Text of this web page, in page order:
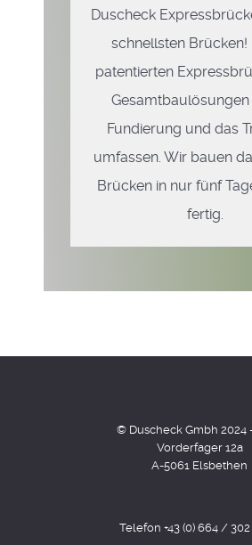
Duscheck
schnellsten Brücken!
patentierten
Gesamtbaulösungen
Fundierung und das
umfassen. Wir bauen
Brücken in nur fünf
fertig.
© Duscheck Gmbh 2024
Vorderfager 12a
A-5061 Elsbethen
Telefon +43 (0) 664 / 302